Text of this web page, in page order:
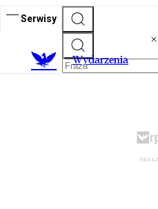
Serwisy
Wydarzenia